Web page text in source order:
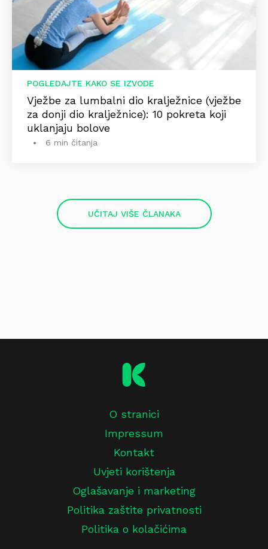
POGLEDAJTE KAKO SE IZVODE
Vježbe za lumbalni dio kralježnice (vježbe
za donji dio kralježnice): 10 pokreta koji
uklanjaju bolove
6 min čitanja
UČITAJ VIŠE ČLANAKA
O stranici
Impressum
Kontakt
Uvjeti korištenja
Oglašavanje i marketing
Politika zaštite privatnosti
Politika o kolačićima